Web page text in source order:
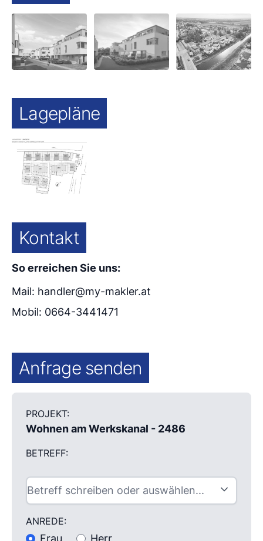
Lagepläne
Kontakt
So erreichen Sie uns:
Mail: handler@my-makler.at
Mobil: 0664-3441471
Anfrage senden
PROJEKT:
Wohnen am Werkskanal - 2486
BETREFF:
ANREDE:
Frau Herr